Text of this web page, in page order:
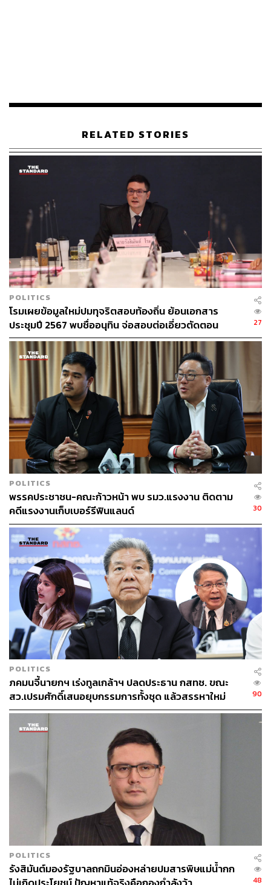
ดำรงตำแหน่งนายกรัฐมนตรีต่อไป
ขณะที่ ภูมิธรรม เวชยชัย รองนายกรัฐมนตรี และรัฐมนตรี
ว่าการกระทรวงกลาโหม ออกมาท้วงติงการใช้คำว่า ‘กี้กี้’ มี
ความหมายสองแง่สองง่ามนั้น ณัฐพงษ์กล่าวว่า ไม่อยากให้
คนเข้าใจผิดตีความไปในทางไม่ดี ถ้าเมื่อวานเราดูกระแส
สื่อมวลชน หรือกระแสสังคม ส่วนใหญ่เข้าใจคำนี้ดี ที่นาย
วิโรจน์ต้องการสื่อสาร อาจจะไปเกี่ยวข้องเรื่องของการ์ตูน
เรื่องของภาพยนตร์ในสมัยก่อน เพียงแต่สิ่งที่รองนายก
รัฐมนตรี ลุกขึ้นมาตีความ ส่วนตัวคิดว่าเป็นสิ่งที่เข้าใจผิด
การสื่อสารไปทางนั้น ไม่ได้สร้างภาพลักษณ์อะไรที่ดีใน
สังคม
TAGS: การหลบเลี่ยงภาษี
การอภิปรายไม่ไว้วางใจ
ณัฐพงษ์ เรืองปัญญาวุฒิ
การซักฟอกรัฐบาล
พรรคประชาชน
อภิปรายไม่ไว้วางใจ 2568
อภิปรายไม่ไว้วางใจ
รัฐบาล แพทองธาร ชินวัตร
โรงแรม Thames Valley เขาใหญ่
150
ABOUT THE AUTHOR
THE STANDARD TEAM
กองบรรณาธิการ THE STANDARD
ABOUT THE PHOTOGRAPHER
ณาฌารัฐ ภักดีอาสา
ช่างภาพข่าว ประจำสำนักข่าว THE
STANDARD
RELATED STORIES
POLITICS
โรมเผยข้อมูลใหม่ปมทุจริตสอบท้องถิ่น ย้อนเอกสาร
ประชุมปี 2567 พบชื่ออนุทิน จ่อสอบต่อเอี่ยวตัดตอน
ม.บูรพา หรือไม่
27
POLITICS
พรรคประชาชน-คณะก้าวหน้า พบ รมว.แรงงาน ติดตาม
คดีแรงงานเก็บเบอร์รีฟินแลนด์
30
POLITICS
ภคมนจี้นายกฯ เร่งทูลเกล้าฯ ปลดประธาน กสทช. ขณะ
สว.เปรมศักดิ์เสนอยุบกรรมการทั้งชุด แล้วสรรหาใหม่
90
POLITICS
รังสิมันต์มองรัฐบาลถกมินอ่องหล่ายปมสารพิษแม่น้ำกก
48